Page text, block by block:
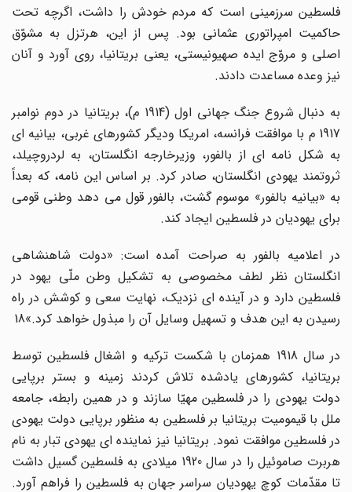
فلسطین سرزمینى است که مردم خودش را داشت، اگرچه تحت
حاکمیت امپراتورى عثمانى بود. پس از این، هرتزل به مشوّق
اصلى و مروّج ایده صهیونیستى، یعنى بریتانیا، روى آورد و آنان
نیز وعده مساعدت دادند.
به دنبال شروع جنگ جهانى اول (1914 م)، بریتانیا در دوم نوامبر
1917 م با موافقت فرانسه، امریکا ودیگر کشورهاى غربى، بیانیه اى
به شکل نامه اى از بالفور، وزیرخارجه انگلستان، به لردروچیلد،
ثروتمند یهودى انگلستان، صادر کرد. بر اساس این نامه، که بعداً
به «بیانیه بالفور» موسوم گشت، بالفور قول مى دهد وطنى قومى
براى یهودیان در فلسطین ایجاد کند.
در اعلامیه بالفور به صراحت آمده است: «دولت شاهنشاهى
انگلستان نظر لطف مخصوصى به تشکیل وطن ملّى یهود در
فلسطین دارد و در آینده اى نزدیک، نهایت سعى و کوشش در راه
رسیدن به این هدف و تسهیل وسایل آن را مبذول خواهد کرد.»18
در سال 1918 همزمان با شکست ترکیه و اشغال فلسطین توسط
بریتانیا، کشورهاى یادشده تلاش کردند زمینه و بستر برپایى
دولت یهودى را در فلسطین مهیّا سازند و در همین رابطه، جامعه
ملل با قیمومیت بریتانیا بر فلسطین به منظور برپایى دولت یهودى
در فلسطین موافقت نمود. بریتانیا نیز نماینده اى یهودى تبار به نام
هربرت صاموئیل را در سال 1920 میلادى به فلسطین گسیل داشت
تا مقدّمات کوچ یهودیان سراسر جهان به فلسطین را فراهم آورد.